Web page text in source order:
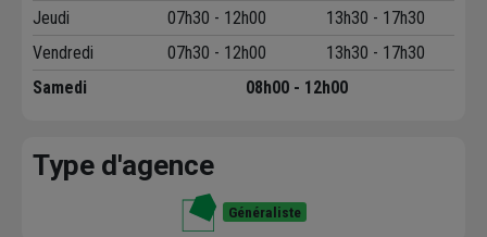
Jeudi
07h30 - 12h00
13h30 - 17h30
Vendredi
07h30 - 12h00
13h30 - 17h30
Samedi
08h00 - 12h00
Type d'agence
Généraliste